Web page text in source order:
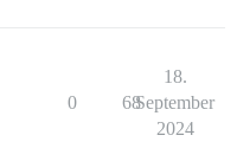
0 68
18.
September
2024